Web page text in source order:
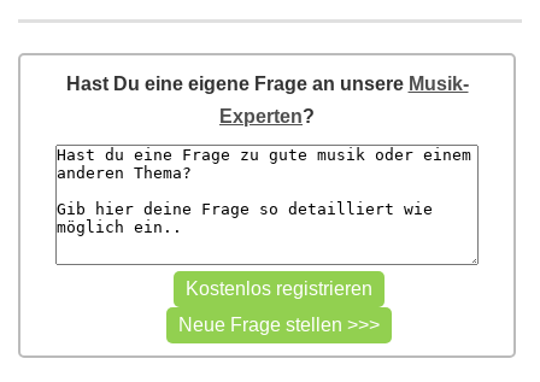
Hast Du eine eigene Frage an unsere Musik-
Experten?